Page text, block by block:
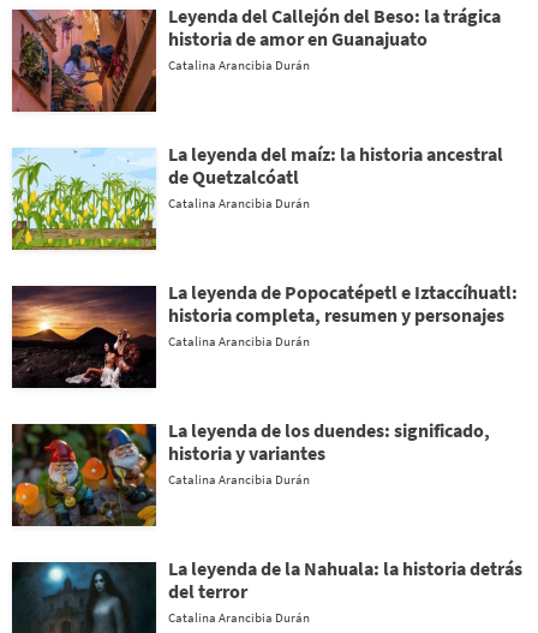
Leyenda del Callejón del Beso: la trágica
historia de amor en Guanajuato
Catalina Arancibia Durán
La leyenda del maíz: la historia ancestral
de Quetzalcóatl
Catalina Arancibia Durán
La leyenda de Popocatépetl e Iztaccíhuatl:
historia completa, resumen y personajes
Catalina Arancibia Durán
La leyenda de los duendes: significado,
historia y variantes
Catalina Arancibia Durán
La leyenda de la Nahuala: la historia detrás
del terror
Catalina Arancibia Durán